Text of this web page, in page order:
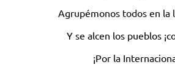
Agrupémonos todos en la
Y se alcen los pueblos
¡Por la